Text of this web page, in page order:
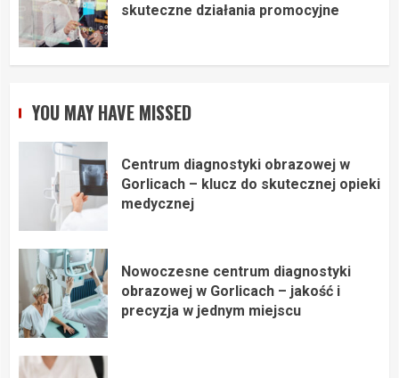
skuteczne działania promocyjne
YOU MAY HAVE MISSED
Centrum diagnostyki obrazowej w
Gorlicach – klucz do skutecznej opieki
medycznej
Nowoczesne centrum diagnostyki
obrazowej w Gorlicach – jakość i
precyzja w jednym miejscu